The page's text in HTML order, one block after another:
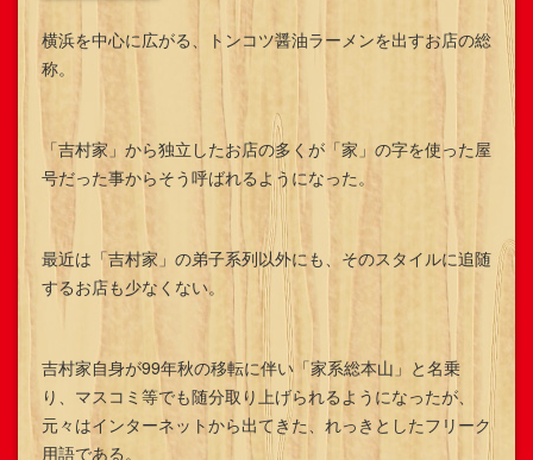
横浜を中心に広がる、トンコツ醤油ラーメンを出すお店の総
称。
「吉村家」から独立したお店の多くが「家」の字を使った屋
号だった事からそう呼ばれるようになった。
最近は「吉村家」の弟子系列以外にも、そのスタイルに追随
するお店も少なくない。
吉村家自身が99年秋の移転に伴い「家系総本山」と名乗
り、マスコミ等でも随分取り上げられるようになったが、
元々はインターネットから出てきた、れっきとしたフリーク
用語である。